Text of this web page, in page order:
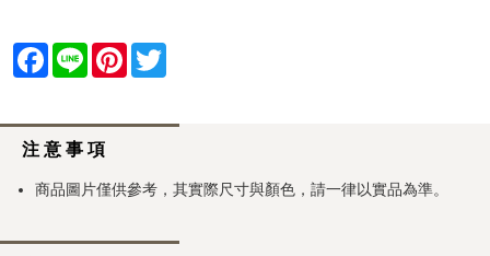
Facebook
Line Pinterest
注 意 事 項
商品圖片僅供參考，其實際尺寸與顏色，請一律以實品為準。